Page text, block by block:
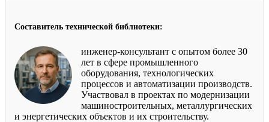
Составитель технической библиотеки:
инженер-консультант с опытом более 30
лет в сфере промышленного
оборудования, технологических
процессов и автоматизации производств.
Участвовал в проектах по модернизации
машиностроительных, металлургических
и энергетических объектов и их строительству.